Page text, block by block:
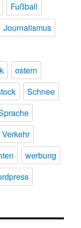
Fußball
Journalismus
ostern
Schnee
Verkehr
werbung